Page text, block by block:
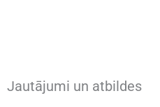
Jautājumi un atbildes